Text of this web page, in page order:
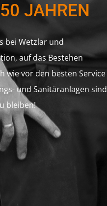
JAHREN
bei Wetzlar und
auf das Bestehen
wie vor den besten Service
und Sanitäranlagen sind
bleiben!